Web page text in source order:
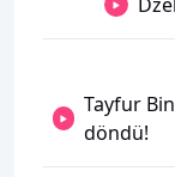
Tayfur
döndü!